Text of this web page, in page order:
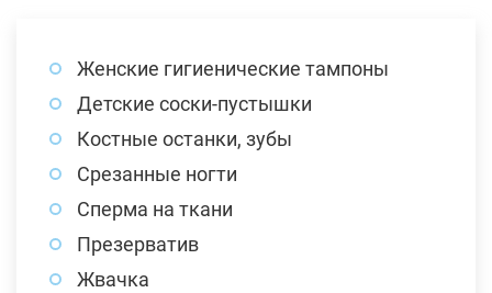
Женские гигиенические тампоны
Детские соски-пустышки
Костные останки, зубы
Срезанные ногти
Сперма на ткани
Презерватив
Жвачка